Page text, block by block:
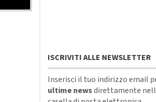
ISCRIVITI ALLE NEWSLETTER
Inserisci il tuo indirizzo email
ultime newsdirettamente